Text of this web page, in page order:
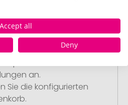
an.
Sie die konfigurierten
Accept all
Deny